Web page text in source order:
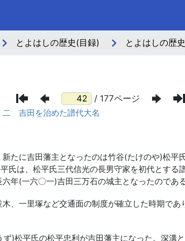
とよはしの歴史(目録) とよはしの歴史
/ 177ページ